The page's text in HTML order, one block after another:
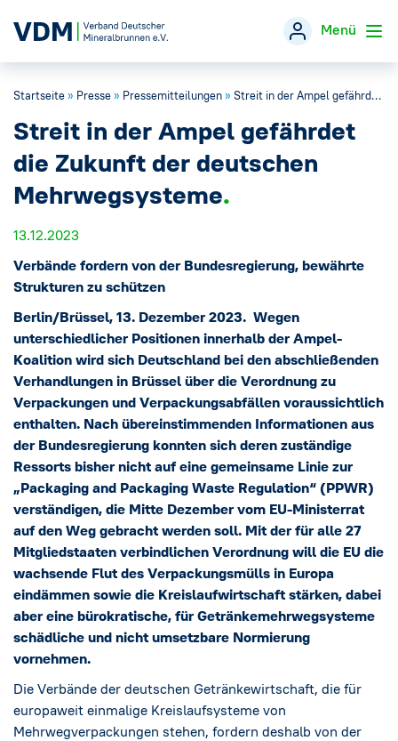
Menü
Verband →
Themen
Öffentlichkeitsarbeit
Mineralwasser-Fakten →
Social Media →
Impressum
Cookie-Einstellungen
Datenschutzerklärung
Startseite» Presse» Pressemitteilungen» Streit in der Ampel gefährdet die Zukunft der deutschen Mehrwegsysteme
Streit in der Ampel gefährdet
die Zukunft der deutschen
Mehrwegsysteme
13.12.2023
Verbände fordern von der Bundesregierung, bewährte
Strukturen zu schützen
Berlin/Brüssel, 13. Dezember 2023. Wegen
unterschiedlicher Positionen innerhalb der Ampel-
Koalition wird sich Deutschland bei den abschließenden
Verhandlungen in Brüssel über die Verordnung zu
Verpackungen und Verpackungsabfällen voraussichtlich
enthalten. Nach übereinstimmenden Informationen aus
der Bundesregierung konnten sich deren zuständige
Ressorts bisher nicht auf eine gemeinsame Linie zur
„Packaging and Packaging Waste Regulation“ (PPWR)
verständigen, die Mitte Dezember vom EU-Ministerrat
auf den Weg gebracht werden soll. Mit der für alle 27
Mitgliedstaaten verbindlichen Verordnung will die EU die
wachsende Flut des Verpackungsmülls in Europa
eindämmen sowie die Kreislaufwirtschaft stärken, dabei
aber eine bürokratische, für Getränkemehrwegsysteme
schädliche und nicht umsetzbare Normierung
vornehmen.
Die Verbände der deutschen Getränkewirtschaft, die für
europaweit einmalige Kreislaufsysteme von
Mehrwegverpackungen stehen, fordern deshalb von der